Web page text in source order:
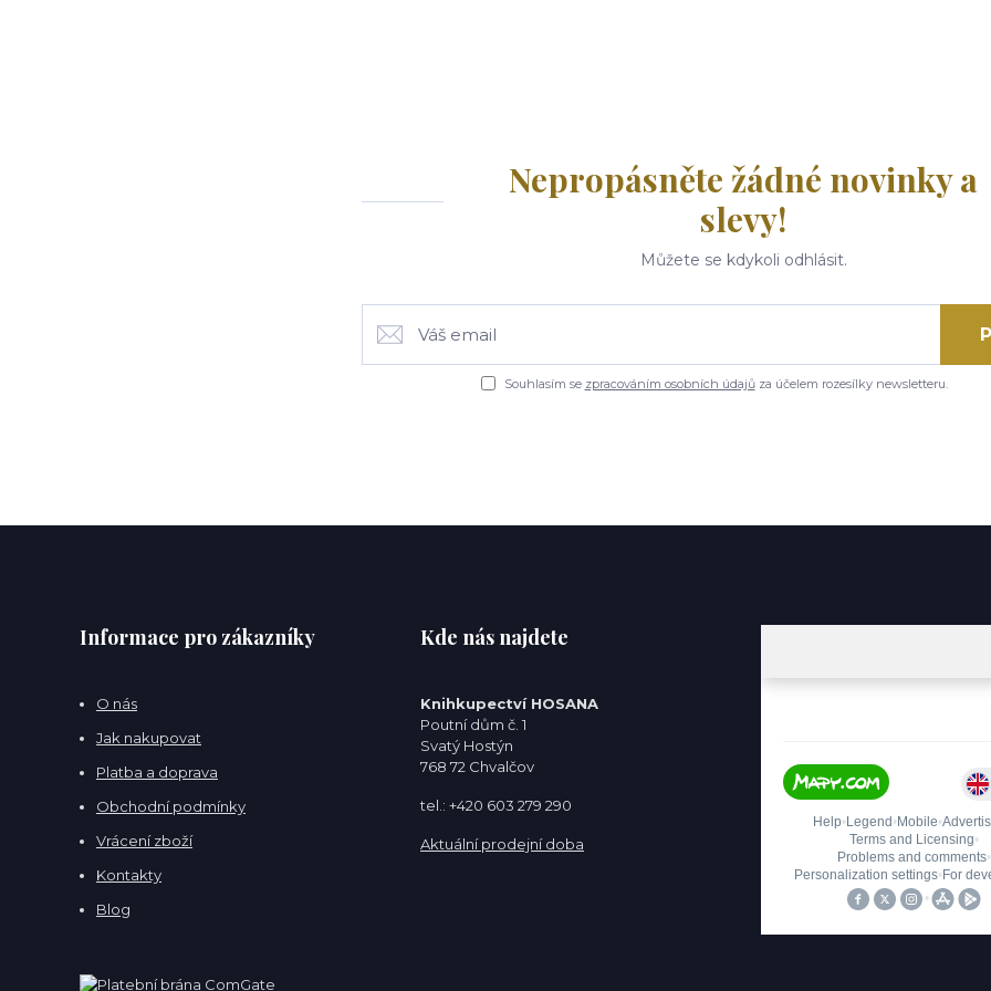
Nepropásněte žádné novinky a
slevy!
Můžete se kdykoli odhlásit.
Souhlasím se zpracováním osobních údajůza účelem rozesílky newsletteru.
Informace pro zákazníky
O nás
Jak nakupovat
Platba a doprava
Obchodní podmínky
Vrácení zboží
Kontakty
Blog
Kde nás najdete
Knihkupectví HOSANA
Poutní dům č. 1
Svatý Hostýn
768 72 Chvalčov
tel.: +420 603 279 290
Aktuální prodejní doba